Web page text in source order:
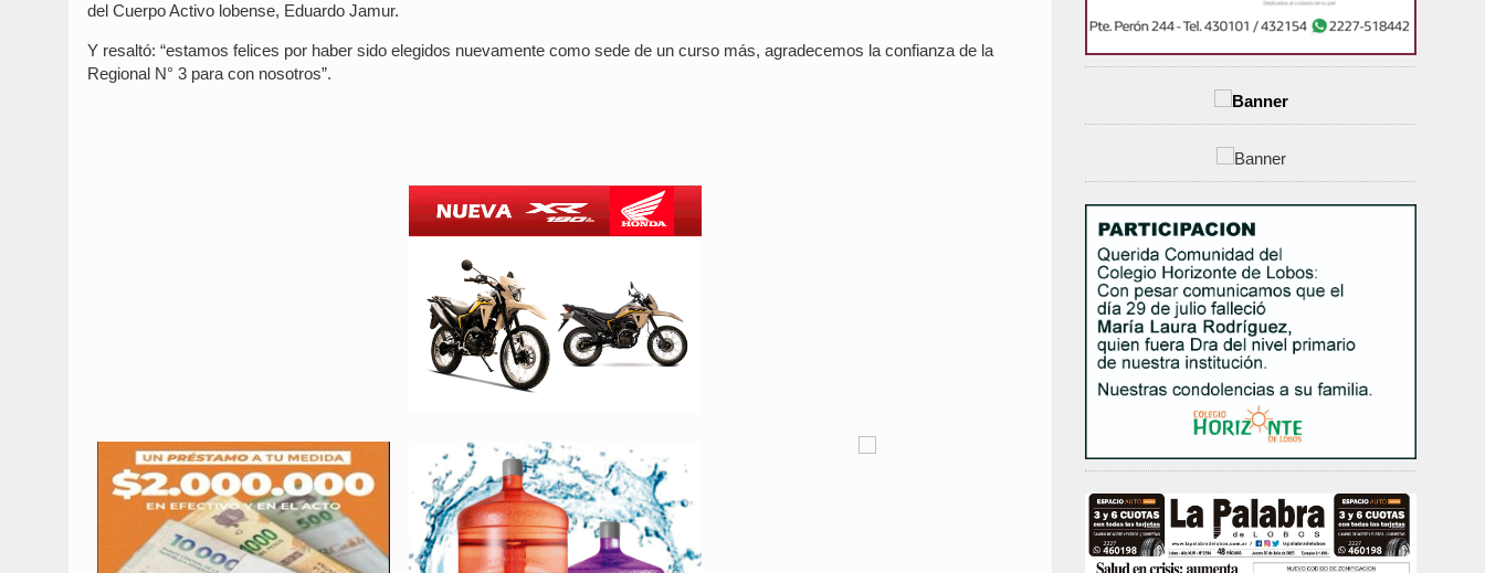
del Cuerpo Activo lobense, Eduardo Jamur.
Y resaltó: “estamos felices por haber sido elegidos nuevamente como sede de un curso más, agradecemos la confianza de la
Regional N° 3 para con nosotros”.